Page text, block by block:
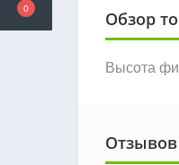
0 Обзор
Высота
Отзывов